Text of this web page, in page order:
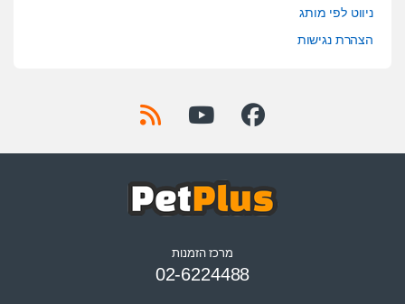
ניווט לפי מותג
הצהרת נגישות
מרכז הזמנות
02-6224488